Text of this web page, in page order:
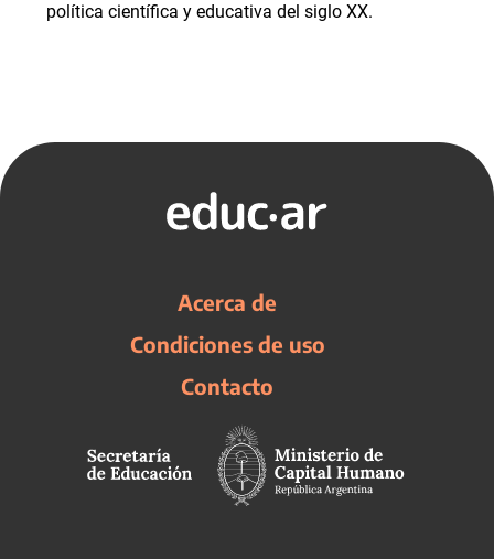
política científica y educativa del siglo XX.
Acerca de
Condiciones de uso
Contacto